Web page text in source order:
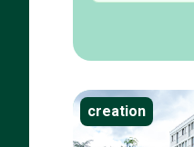
creation